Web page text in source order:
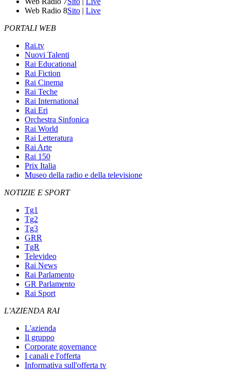
Web Radio 8Sito | Live
PORTALI WEB
Rai.tv
Nuovi Talenti
Rai Educational
Rai Fiction
Rai Cinema
Rai Teche
Rai International
Rai Eri
Orchestra Sinfonica
Rai World
Rai Letteratura
Rai Arte
Rai 150
Prix Italia
Museo della radio e della televisione
NOTIZIE E SPORT
Tg1
Tg2
Tg3
GRR
TgR
Televideo
Rai News
Rai Parlamento
GR Parlamento
Rai Sport
L'AZIENDA RAI
L'azienda
Il gruppo
Corporate governance
I canali e l'offerta
Informativa sull'offerta tv